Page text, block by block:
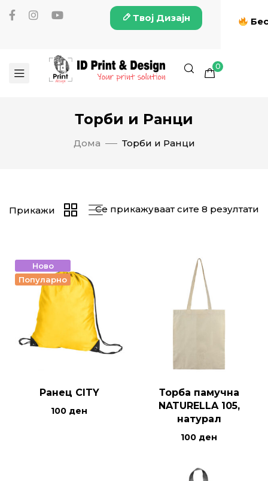
Твој Дизајн
0
Торби и Ранци
Дома Торби и Ранци
Се прикажуваат сите 8 резултати
Прикажи
Ново
Популарно
Ранец CITY
100 ден
Торба памучна
NATURELLA 105,
натурал
100 ден